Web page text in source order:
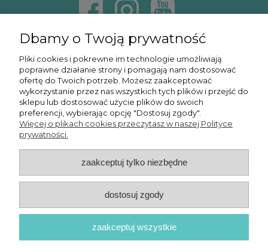
KURSY ONLINE
OSMPOWER SP. Z O.O.
POKAŻ PEŁNĄ WERSJĘ STRONY
© 2026 OSMPower - Wszelkie prawa zastrzeżone
Dbamy o Twoją prywatność
Pliki cookies i pokrewne im technologie umożliwiają
poprawne działanie strony i pomagają nam dostosować
ofertę do Twoich potrzeb. Możesz zaakceptować
wykorzystanie przez nas wszystkich tych plików i przejść do
sklepu lub dostosować użycie plików do swoich
preferencji, wybierając opcję "Dostosuj zgody".
Więcej o plikach cookies przeczytasz w naszej Polityce
prywatności.
zaakceptuj tylko niezbędne
dostosuj zgody
zaakceptuj wszystkie